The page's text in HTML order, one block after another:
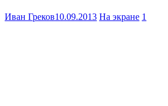
Иван Греков10.09.2013 На экране 1